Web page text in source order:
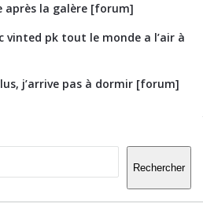
après la galère [forum]
vinted pk tout le monde a l’air à
j’arrive pas à dormir [forum]
Rechercher